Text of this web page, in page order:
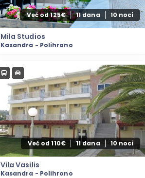
Već od 125€ 11 dana 10 noci
Mila Studios
Kasandra - Polihrono
Već od 110€ 11 dana 10 noci
Vila Vasilis
Kasandra - Polihrono